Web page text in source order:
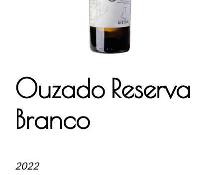
Ouzado Reserva
Branco
2022